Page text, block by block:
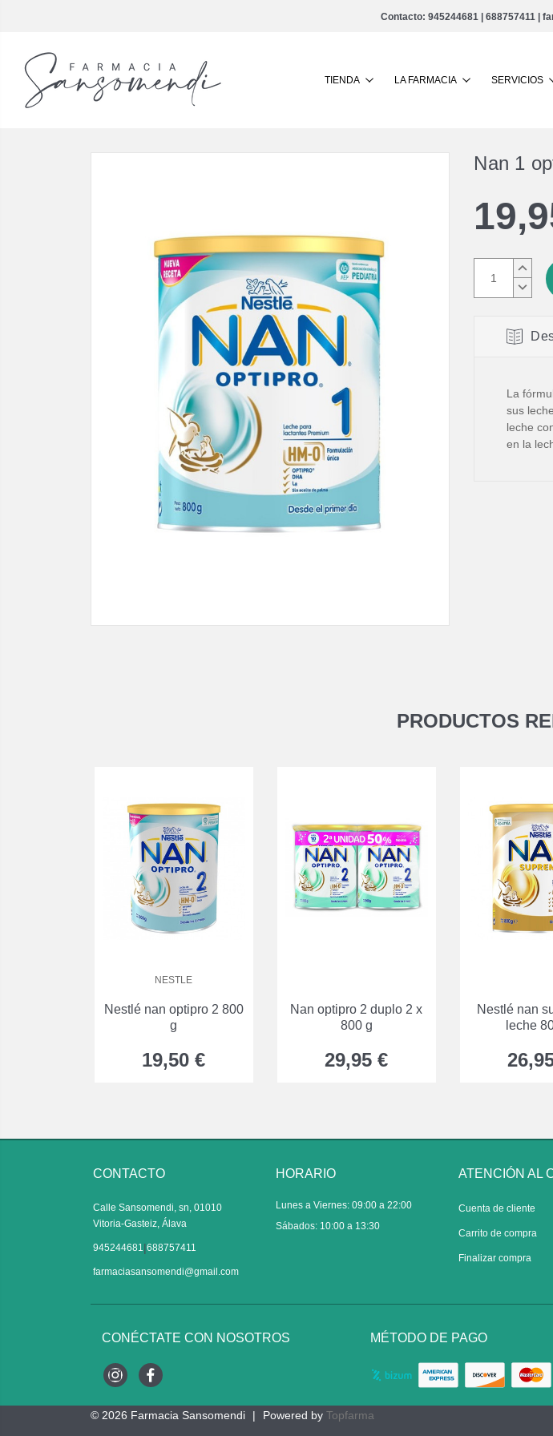
Contacto: 945244681 | 688757411 |
TIENDA LA FARMACIA SERVICIOS
Nan 1
La
sus
leche
en la
PRODUCTOS
NESTLE
Nestlé nan optipro 2 800
g
19,50 €
Nan optipro 2 duplo 2 x
800 g
29,95 €
Nestlé nan
leche
CONTACTO
Calle Sansomendi, sn, 01010
Vitoria-Gasteiz, Álava
945244681|688757411
farmaciasansomendi@gmail.com
HORARIO
Lunes a Viernes: 09:00 a 22:00
Sábados: 10:00 a 13:30
ATENCIÓN AL
Cuenta de cliente
Carrito de compra
Finalizar compra
CONÉCTATE CON NOSOTROS
InstagramFacebook
MÉTODO DE PAGO
© 2026 Farmacia Sansomendi | Powered by Topfarma